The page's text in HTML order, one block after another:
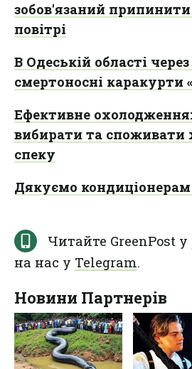
зобов'язаний
повітрі
В Одеській області
смертоносні каракурти
Ефективне
вибирати та споживати
спеку
Дякуємо
Читайте GreenPost у
на нас у Telegram.